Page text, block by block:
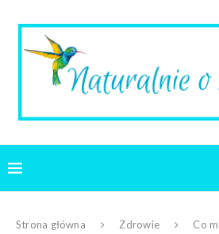
Strona główna Zdrowie
Co